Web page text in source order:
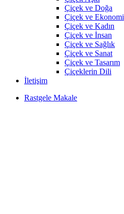
Çiçek ve Doğa
Çiçek ve Ekonomi
Çiçek ve Kadın
Çiçek ve İnsan
Çiçek ve Sağlık
Çiçek ve Sanat
Çiçek ve Tasarım
Çiçeklerin Dili
İletişim
Rastgele Makale